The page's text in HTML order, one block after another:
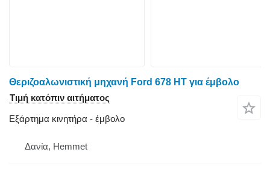
Θεριζοαλωνιστική μηχανή Ford 678 HT για έμβολο
Τιμή κατόπιν αιτήματος
Εξάρτημα κινητήρα - έμβολο
Δανία, Hemmet